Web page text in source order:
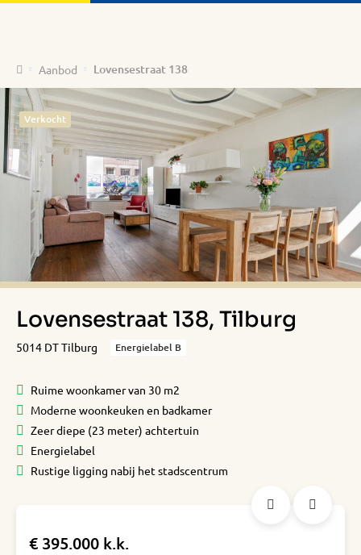
HomeAanbod Lovensestraat 138
Verkocht
Lovensestraat 138, Tilburg
5014 DT Tilburg Energielabel B
Ruime woonkamer van 30 m2
Moderne woonkeuken en badkamer
Zeer diepe (23 meter) achtertuin
Energielabel
Rustige ligging nabij het stadscentrum
€ 395.000 k.k.